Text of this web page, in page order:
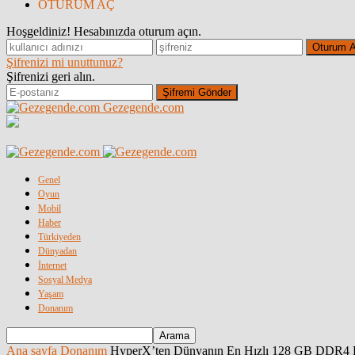
OTURUM AÇ
Hoşgeldiniz! Hesabınızda oturum açın.
Şifrenizi mi unuttunuz?
Şifrenizi geri alın.
Gezegende.com
Genel
Oyun
Mobil
Haber
Türkiyeden
Dünyadan
İnternet
Sosyal Medya
Yaşam
Donanım
Ana sayfa Donanım HyperX’ten Dünyanın En Hızlı 128 GB